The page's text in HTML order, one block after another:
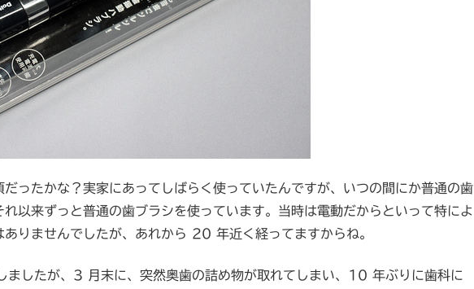
ったかな？実家にあってしばらく使っていたんですが、いつの間にか普通の歯
以来ずっと普通の歯ブラシを使っています。当時は電動だからといって特によ
りませんでしたが、あれから 20 年近く経ってますからね。
したが、3 月末に、突然奥歯の詰め物が取れてしまい、10 年ぶりに歯科に